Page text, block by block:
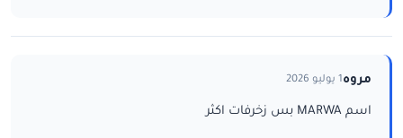
مروه1 يوليو 2026
اسم MARWA بس زخرفات اكثر